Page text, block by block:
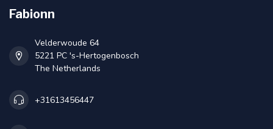
Fabionn
Velderwoude 64
5221 PC 's-Hertogenbosch
The Netherlands
+31613456447